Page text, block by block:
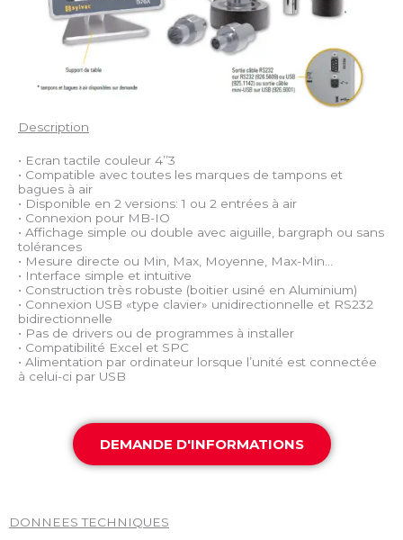
Description
• Ecran tactile couleur 4’’3
• Compatible avec toutes les marques de tampons et
bagues à air
• Disponible en 2 versions: 1 ou 2 entrées à air
• Connexion pour MB-IO
• Affichage simple ou double avec aiguille, bargraph ou sans
tolérances
• Mesure directe ou Min, Max, Moyenne, Max-Min…
• Interface simple et intuitive
• Construction très robuste (boitier usiné en Aluminium)
• Connexion USB «type clavier» unidirectionnelle et RS232
bidirectionnelle
• Pas de drivers ou de programmes à installer
• Compatibilité Excel et SPC
• Alimentation par ordinateur lorsque l’unité est connectée
à celui-ci par USB
DEMANDE D'INFORMATIONS
DONNEES TECHNIQUES